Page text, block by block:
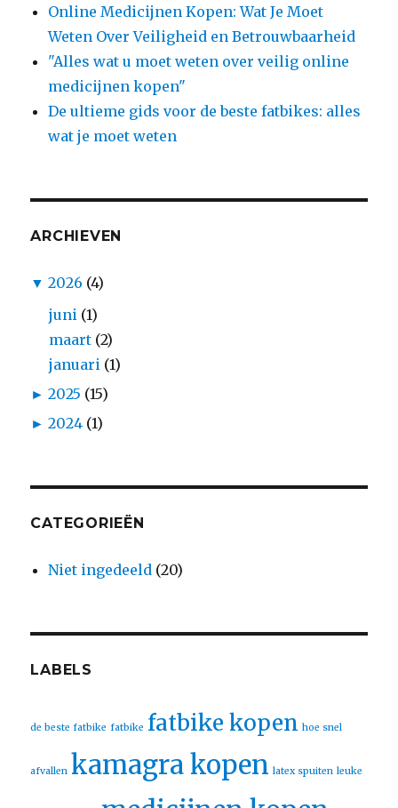
Online Medicijnen Kopen: Wat Je Moet
Weten Over Veiligheid en Betrouwbaarheid
"Alles wat u moet weten over veilig online
medicijnen kopen"
De ultieme gids voor de beste fatbikes: alles
wat je moet weten
ARCHIEVEN
▼ 2026 (4)
juni (1)
maart (2)
januari (1)
► 2025 (15)
► 2024 (1)
CATEGORIEËN
Niet ingedeeld (20)
LABELS
de beste fatbike fatbike fatbike kopen hoe snel
afvallen kamagra kopen latex spuiten leuke